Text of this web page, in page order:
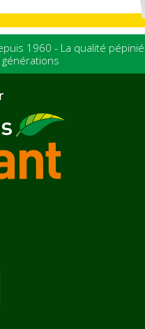
1960 - La qualité